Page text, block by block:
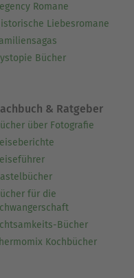
Romane
Liebesromane
Bücher
& Ratgeber
über Fotografie
für die
Bücher
Kochbücher